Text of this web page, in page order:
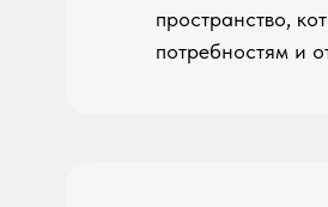
пространство,
потребностям и